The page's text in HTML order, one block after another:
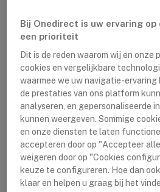
Nieuwste artikelen
Logitech Sight:
Bij Onedirect is uw ervaring op
een prioriteit
Dit is de reden waarom wij en onze
cookies en vergelijkbare
waarmee we uw navigatie-ervaring
de prestaties van ons platform
analyseren, en gepersonaliseerde
kunnen weergeven. Sommige
en onze diensten te laten
accepteren door op "Accepteer
weigeren door op "Cookies
keuze te configureren. Hoe dan
klaar en helpen u graag bij het